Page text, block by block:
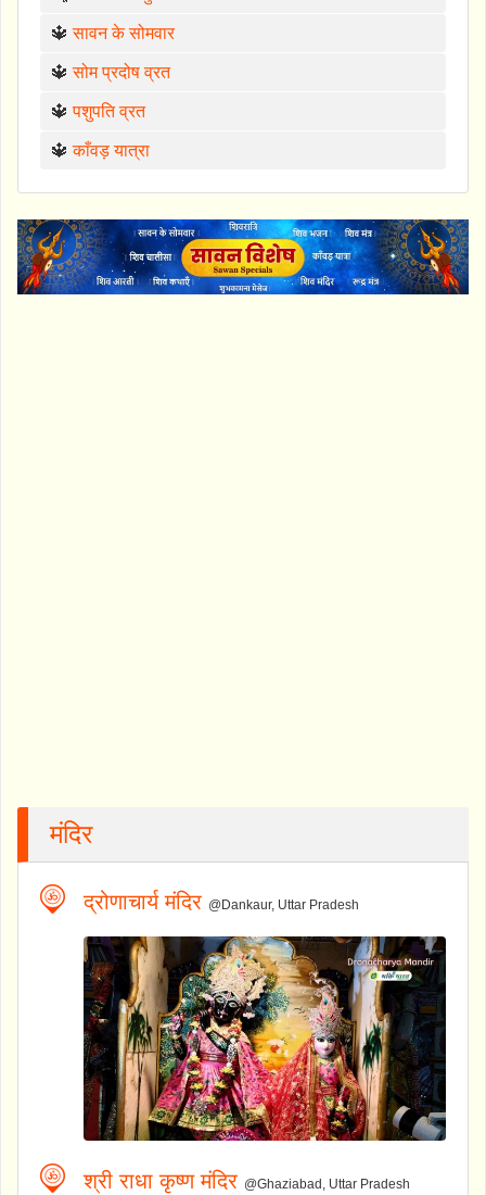
🔱सावन के सोमवार
🔱सोम प्रदोष व्रत
🔱पशुपति व्रत
🔱काँवड़ यात्रा
मंदिर
द्रोणाचार्य मंदिर @Dankaur, Uttar Pradesh
श्री राधा कृष्ण मंदिर @Ghaziabad, Uttar Pradesh